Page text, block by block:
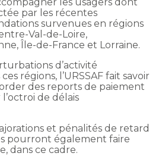
par les récentes
survenues en régions
Val-de-Loire,
Île-de-France et Lorraine.
d’activité
régions, l’URSSAF fait savoir
des reports de paiement
de délais
et pénalités de retard
pourront également faire
dans ce cadre.